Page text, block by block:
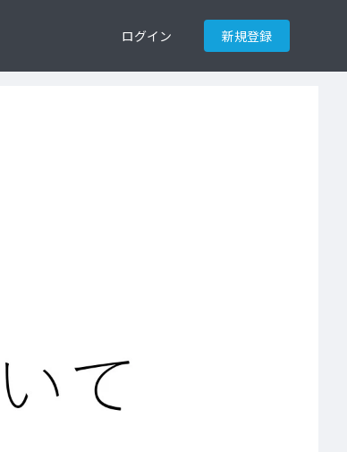
ログイン 新規登録